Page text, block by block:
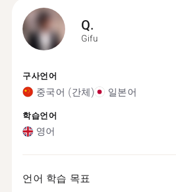
Q.
Gifu
구사언어
중국어 (간체) 일본어
학습언어
영어
언어 학습 목표